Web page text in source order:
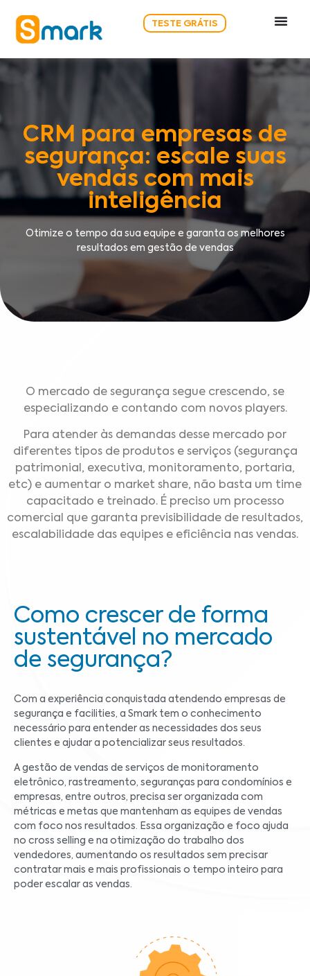
TESTE GRÁTIS
CRM para empresas de
segurança: escale suas
vendas com mais
inteligência
Otimize o tempo da sua equipe e garanta os melhores
resultados em gestão de vendas
O mercado de segurança segue crescendo, se
especializando e contando com novos players.
Para atender às demandas desse mercado por
diferentes tipos de produtos e serviços (segurança
patrimonial, executiva, monitoramento, portaria,
etc) e aumentar o market share, não basta um time
capacitado e treinado. É preciso um processo
comercial que garanta previsibilidade de resultados,
escalabilidade das equipes e eficiência nas vendas.
Como crescer de forma
sustentável no mercado
de segurança?
Com a experiência conquistada atendendo empresas de
segurança e facilities, a Smark tem o conhecimento
necessário para entender as necessidades dos seus
clientes e ajudar a potencializar seus resultados.
A gestão de vendas de serviços de monitoramento
eletrônico, rastreamento, seguranças para condomínios e
empresas, entre outros, precisa ser organizada com
métricas e metas que mantenham as equipes de vendas
com foco nos resultados. Essa organização e foco ajuda
no cross selling e na otimização do trabalho dos
vendedores, aumentando os resultados sem precisar
contratar mais e mais profissionais o tempo inteiro para
poder escalar as vendas.